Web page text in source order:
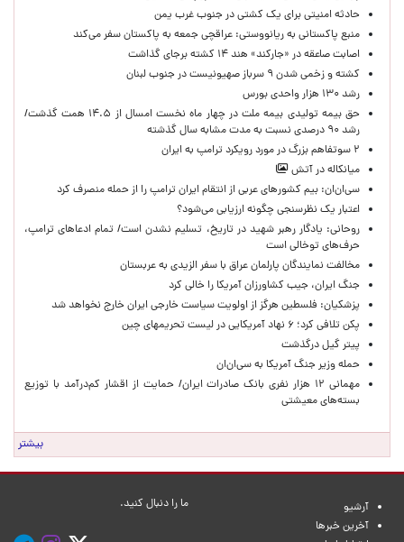
حادثه امنیتی برای یک کشتی در جنوب غرب یمن
منبع پاکستانی به ریانووستی: عراقچی جمعه به پاکستان سفر می‌کند
اصابت صاعقه در «جارکند» هند ۱۴ کشته برجای گذاشت
کشته و زخمی شدن ۹ سرباز صهیونیست در جنوب لبنان
رشد ۱۳۰ هزار واحدی بورس
حق بیمه تولیدی بیمه ملت در چهار ماه نخست امسال از ۱۴.۵ همت گذشت/
رشد ۹۰ درصدی نسبت به مدت مشابه سال گذشته
۲ سوتفاهم بزرگ در مورد رویکرد ترامپ به ایران
میانکاله در آتش
سی‌ان‌ان: بیم کشورهای عربی از انتقام ایران ترامپ را از حمله منصرف کرد
اعتبار یک نظرسنجی چگونه ارزیابی می‌شود؟
روحانی: یادگار رهبر شهید در تاریخ، تسلیم نشدن است/ تمام ادعاهای ترامپ،
حرف‌های توخالی است
مخالفت نمایندگان پارلمان عراق با سفر الزیدی به عربستان
جنگ ایران، جیب کشاورزان آمریکا را خالی کرد
پزشکیان: فلسطین هرگز از اولویت سیاست خارجی ایران خارج نخواهد شد
پکن تلافی کرد؛ ۶ نهاد آمریکایی در لیست تحریمهای چین
پیتر گیل درگذشت
حمله وزیر جنگ آمریکا به سی‌ان‌ان
مهمانی ۱۲ هزار نفری بانک صادرات ایران/ حمایت از اقشار کم‌درآمد با توزیع
بسته‌های معیشتی
بیشتر
آرشیو
آخرین خبرها
ما را دنبال کنید.